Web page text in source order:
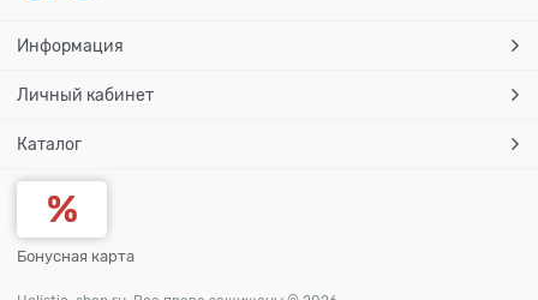
Информация
Личный кабинет
Каталог
Бонусная карта